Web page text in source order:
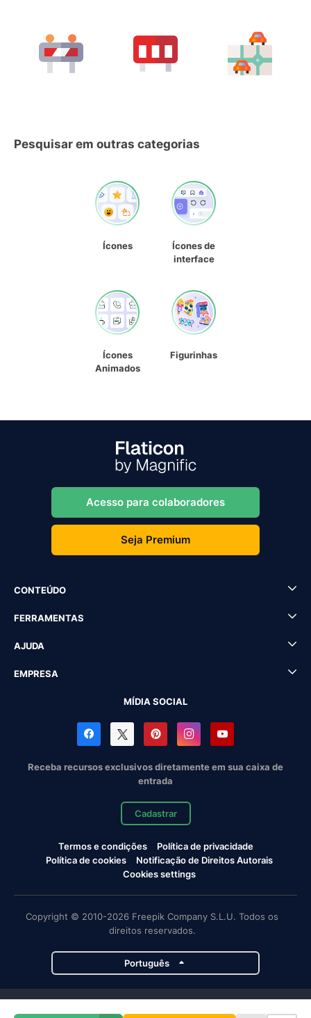
Pesquisar em outras categorias
Ícones
Ícones de
interface
Ícones
Animados
Figurinhas
Acesso para colaboradores
Seja Premium
CONTEÚDO
FERRAMENTAS
AJUDA
EMPRESA
MÍDIA SOCIAL
Receba recursos exclusivos diretamente em sua caixa de
entrada
Cadastrar
Termos e condições
Política de privacidade
Política de cookies
Notificação de Direitos Autorais
Cookies settings
Copyright © 2010-2026 Freepik Company S.L.U. Todos os
direitos reservados.
Português